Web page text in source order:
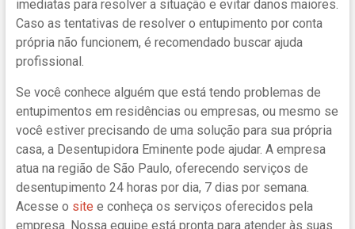
imediatas para resolver a situação e evitar danos maiores.
Caso as tentativas de resolver o entupimento por conta
própria não funcionem, é recomendado buscar ajuda
profissional.
Se você conhece alguém que está tendo problemas de
entupimentos em residências ou empresas, ou mesmo se
você estiver precisando de uma solução para sua própria
casa, a Desentupidora Eminente pode ajudar. A empresa
atua na região de São Paulo, oferecendo serviços de
desentupimento 24 horas por dia, 7 dias por semana.
Acesse o site e conheça os serviços oferecidos pela
empresa. Nossa equipe está pronta para atender às suas